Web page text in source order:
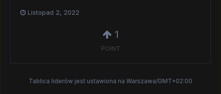
Listopad 2, 2022
1
POINT
Tablica liderów jest ustawiona na Warszawa/GMT+02:00